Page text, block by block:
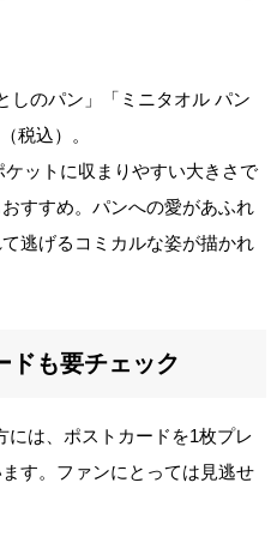
しのパン」「ミニタオル パン
税込）。
ットに収まりやすい大きさで
すすめ。パンへの愛があふれ
逃げるコミカルな姿が描かれ
ドも要チェック
には、ポストカードを1枚プレ
す。ファンにとっては見逃せ